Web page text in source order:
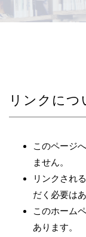
リンクに
このページ
ません。
リンクされ
だく必要は
このホーム
あります。